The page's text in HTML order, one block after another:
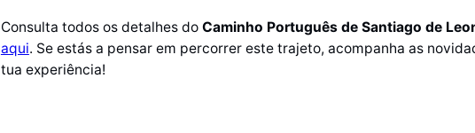
Consulta todos os detalhes do Caminho Português de Santiago de
aqui. Se estás a pensar em percorrer este trajeto, acompanha as
tua experiência!